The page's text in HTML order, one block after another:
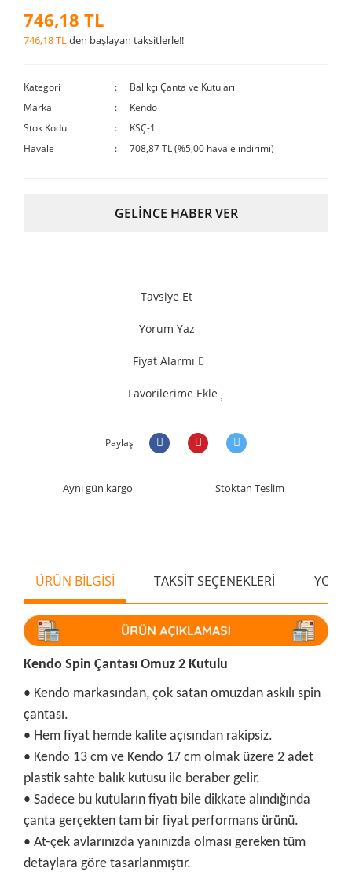
746,18 TL
746,18 TLden başlayan taksitlerle!!
Kategori
Balıkçı Çanta ve Kutuları
Marka
Kendo
Stok Kodu
KSÇ-1
Havale
708,87 TL (%5,00 havale indirimi)
GELİNCE HABER VER
Tavsiye Et
Yorum Yaz
Fiyat Alarmı
Favorilerime Ekle
Paylaş
Aynı gün kargo Stoktan Teslim
ÜRÜN BİLGİSİ TAKSİT SEÇENEKLERİ
Kendo Spin Çantası Omuz 2 Kutulu
• Kendo markasından, çok satan omuzdan askılı spin
çantası.
• Hem fiyat hemde kalite açısından rakipsiz.
• Kendo 13 cm ve Kendo 17 cm olmak üzere 2 adet
plastik sahte balık kutusu ile beraber gelir.
• Sadece bu kutuların fiyatı bile dikkate alındığında
çanta gerçekten tam bir fiyat performans ürünü.
• At-çek avlarınızda yanınızda olması gereken tüm
detaylara göre tasarlanmıştır.